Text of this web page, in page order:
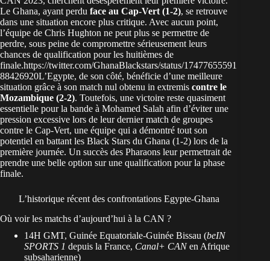
Le Ghana, ayant perdu face au Cap-Vert (1-2), se retrouve
dans une situation encore plus critique. Avec aucun point,
l’équipe de Chris Hughton ne peut plus se permettre de
perdre, sous peine de compromettre sérieusement leurs
chances de qualification pour les huitièmes de
finale.https://twitter.com/GhanaBlackstars/status/17477655591
88426920L’Egypte, de son côté, bénéficie d’une meilleure
situation grâce à son match nul obtenu in extremis contre le
Mozambique (2-2). Toutefois, une victoire reste quasiment
essentielle pour la bande à Mohamed Salah afin d’éviter une
pression excessive lors de leur dernier match de groupes
contre le Cap-Vert, une équipe qui a démontré tout son
potentiel en battant les Black Stars du Ghana (1-2) lors de la
première journée. Un succès des Pharaons leur permettrait de
prendre une belle option sur une qualification pour la phase
finale.
L’historique récent des confrontations Egypte-Ghana
Où voir les matchs d’aujourd’hui à la CAN ?
14H GMT, Guinée Equatoriale-Guinée Bissau (beIN
SPORTS 1 depuis la France, Canal+ CANen Afrique
subsaharienne)